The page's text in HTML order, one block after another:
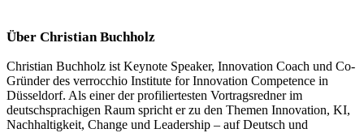
Über Christian Buchholz
Christian Buchholz ist Keynote Speaker, Innovation Coach und Co-
Gründer des verrocchio Institute for Innovation Competence in
Düsseldorf. Als einer der profiliertesten Vortragsredner im
deutschsprachigen Raum spricht er zu den Themen Innovation, KI,
Nachhaltigkeit, Change und Leadership – auf Deutsch und